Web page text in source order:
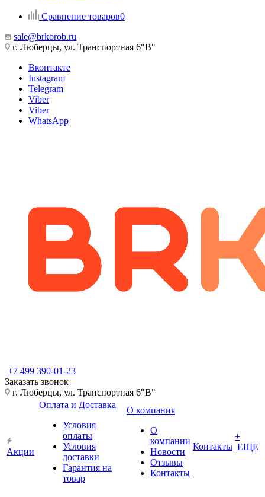
Сравнение товаров0
sale@brkorob.ru
г. Люберцы, ул. Транспортная 6"В"
Вконтакте
Instagram
Telegram
Viber
Viber
WhatsApp
+7 499 390-01-23
Заказать звонок
г. Люберцы, ул. Транспортная 6"В"
Акции
Оплата и Доставка
Условия
оплаты
Условия
доставки
Гарантия на
товар
О компания
О
компании
Новости
Отзывы
Контакты
Контакты
+
ЕЩЕ